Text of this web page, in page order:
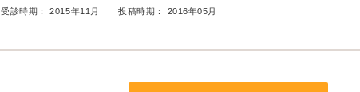
受診時期： 2015年11月 投稿時期： 2016年05月